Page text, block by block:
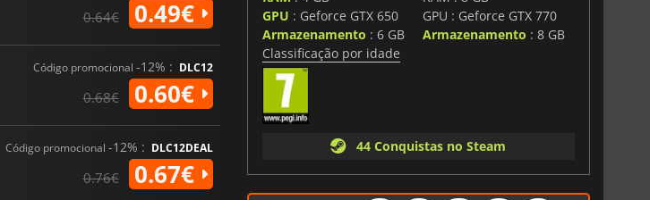
0.64€ 0.49€
Código promocional -12% : DLC12
0.68€ 0.60€
Código promocional -12% : DLC12DEAL
0.76€ 0.67€
GPU : Geforce GTX 650
Armazenamento : 6 GB
GPU : Geforce GTX 770
Armazenamento : 8 GB
Classificação por idade
44 Conquistas no Steam